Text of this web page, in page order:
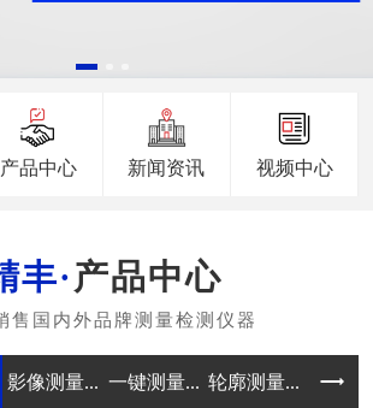
产品中心 新闻资讯 视频中心
产品中心
影像测量... 一键测量... 轮廓测量... 真圆